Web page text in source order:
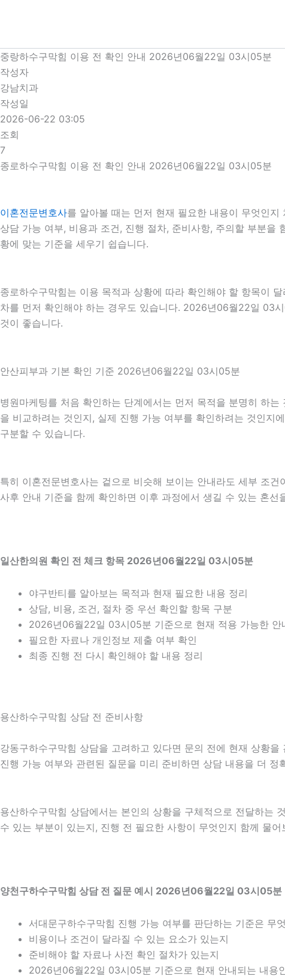
로
건
너
뛰
기
중랑하수구막힘 이용 전 확인 안내 2026년06월22일 03시05분
작성자
강남치과
작성일
2026-06-22 03:05
조회
7
종로하수구막힘 이용 전 확인 안내 2026년06월22일 03시05분
이혼전문변호사를 알아볼 때는 먼저 현재 필요한 내용이 무엇인
상담 가능 여부, 비용과 조건, 진행 절차, 준비사항, 주의할 부분
황에 맞는 기준을 세우기 쉽습니다.
종로하수구막힘는 이용 목적과 상황에 따라 확인해야 할 항목이
차를 먼저 확인해야 하는 경우도 있습니다. 2026년06월22일 03
것이 좋습니다.
안산피부과 기본 확인 기준 2026년06월22일 03시05분
병원마케팅를 처음 확인하는 단계에서는 먼저 목적을 분명히 하
을 비교하려는 것인지, 실제 진행 가능 여부를 확인하려는 것인지
구분할 수 있습니다.
특히 이혼전문변호사는 겉으로 비슷해 보이는 안내라도 세부 조
사후 안내 기준을 함께 확인하면 이후 과정에서 생길 수 있는 혼
일산한의원 확인 전 체크 항목 2026년06월22일 03시05분
야구반티를 알아보는 목적과 현재 필요한 내용 정리
상담, 비용, 조건, 절차 중 우선 확인할 항목 구분
2026년06월22일 03시05분 기준으로 현재 적용 가능한 안
필요한 자료나 개인정보 제출 여부 확인
최종 진행 전 다시 확인해야 할 내용 정리
용산하수구막힘 상담 전 준비사항
강동구하수구막힘 상담을 고려하고 있다면 문의 전에 현재 상황
진행 가능 여부와 관련된 질문을 미리 준비하면 상담 내용을 더
용산하수구막힘 상담에서는 본인의 상황을 구체적으로 전달하
수 있는 부분이 있는지, 진행 전 필요한 사항이 무엇인지 함께 물
양천구하수구막힘 상담 전 질문 예시 2026년06월22일 03시05분
서대문구하수구막힘 진행 가능 여부를 판단하는 기준은 무
비용이나 조건이 달라질 수 있는 요소가 있는지
준비해야 할 자료나 사전 확인 절차가 있는지
2026년06월22일 03시05분 기준으로 현재 안내되는 내용